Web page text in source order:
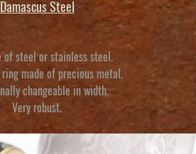
Damascus Steel
of steel or stainless steel.
made of precious metal.
changeable in width.
Very robust.